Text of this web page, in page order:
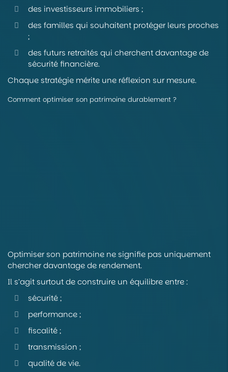
des investisseurs immobiliers ;
des familles qui souhaitent protéger leurs proches
;
des futurs retraités qui cherchent davantage de
sécurité financière.
Chaque stratégie mérite une réflexion sur mesure.
Comment optimiser son patrimoine durablement ?
Optimiser son patrimoine ne signifie pas uniquement
chercher davantage de rendement.
Il s’agit surtout de construire un équilibre entre :
sécurité ;
performance ;
fiscalité ;
transmission ;
qualité de vie.